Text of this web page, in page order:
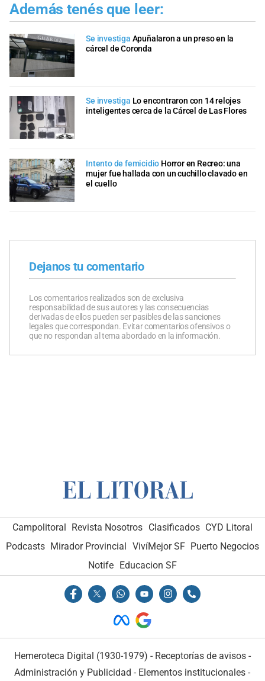
Además tenés que leer:
Se investiga Apuñalaron a un preso en la
cárcel de Coronda
Se investiga Lo encontraron con 14 relojes
inteligentes cerca de la Cárcel de Las Flores
Intento de femicidio Horror en Recreo: una
mujer fue hallada con un cuchillo clavado en
el cuello
Dejanos tu comentario
Los comentarios realizados son de exclusiva
responsabilidad de sus autores y las consecuencias
derivadas de ellos pueden ser pasibles de las sanciones
legales que correspondan. Evitar comentarios ofensivos o
que no respondan al tema abordado en la información.
Campolitoral Revista Nosotros Clasificados CYD Litoral
Podcasts Mirador Provincial VivíMejor SF Puerto Negocios
Notife Educacion SF
Hemeroteca Digital (1930-1979) - Receptorías de avisos -
Administración y Publicidad - Elementos institucionales -